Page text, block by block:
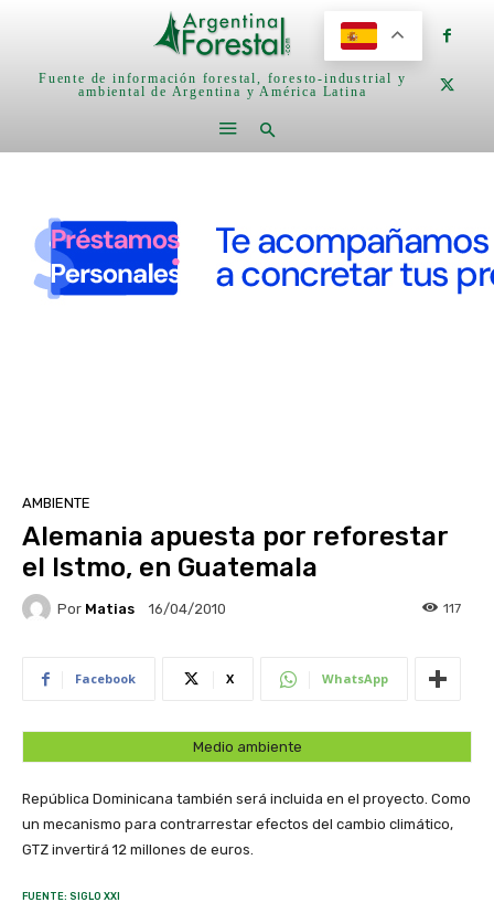
Fuente de información forestal, foresto-industrial y
ambiental de Argentina y América Latina
AMBIENTE
Alemania apuesta por reforestar
el Istmo, en Guatemala
Por Matias 16/04/2010 117
Facebook X WhatsApp
Medio ambiente
República Dominicana también será incluida en el proyecto. Como
un mecanismo para contrarrestar efectos del cambio climático,
GTZ invertirá 12 millones de euros.
FUENTE: SIGLO XXI